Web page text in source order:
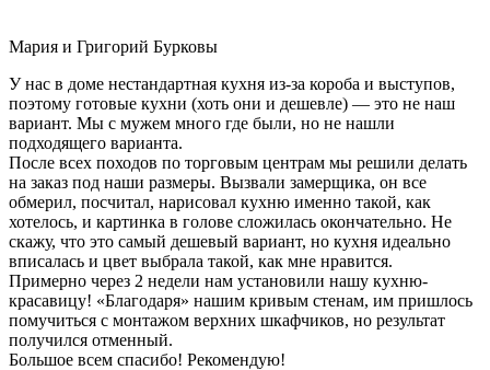
Мария и Григорий Бурковы
У нас в доме нестандартная кухня из-за короба и выступов,
поэтому готовые кухни (хоть они и дешевле) — это не наш
вариант. Мы с мужем много где были, но не нашли
подходящего варианта.
После всех походов по торговым центрам мы решили делать
на заказ под наши размеры. Вызвали замерщика, он все
обмерил, посчитал, нарисовал кухню именно такой, как
хотелось, и картинка в голове сложилась окончательно. Не
скажу, что это самый дешевый вариант, но кухня идеально
вписалась и цвет выбрала такой, как мне нравится.
Примерно через 2 недели нам установили нашу кухню-
красавицу! «Благодаря» нашим кривым стенам, им пришлось
помучиться с монтажом верхних шкафчиков, но результат
получился отменный.
Большое всем спасибо! Рекомендую!